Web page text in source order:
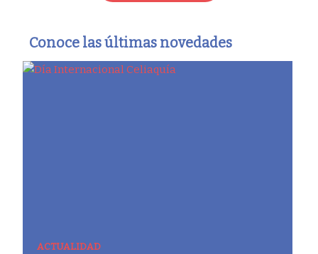
Conoce las últimas novedades
ACTUALIDAD